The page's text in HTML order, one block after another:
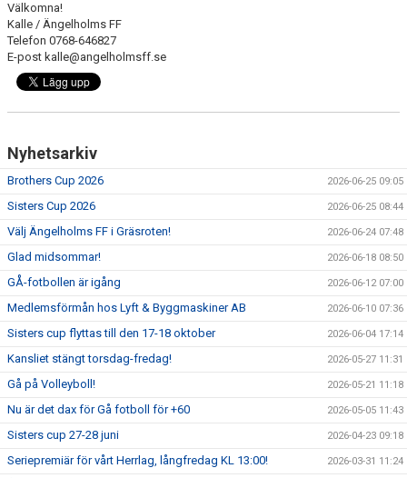
Välkomna!
Kalle / Ängelholms FF
Telefon 0768-646827
E-post kalle@angelholmsff.se
Nyhetsarkiv
Brothers Cup 2026 2026-06-25 09:05
Sisters Cup 2026 2026-06-25 08:44
Välj Ängelholms FF i Gräsroten! 2026-06-24 07:48
Glad midsommar! 2026-06-18 08:50
GÅ-fotbollen är igång 2026-06-12 07:00
Medlemsförmån hos Lyft & Byggmaskiner AB 2026-06-10 07:36
Sisters cup flyttas till den 17-18 oktober 2026-06-04 17:14
Kansliet stängt torsdag-fredag! 2026-05-27 11:31
Gå på Volleyboll! 2026-05-21 11:18
Nu är det dax för Gå fotboll för +60 2026-05-05 11:43
Sisters cup 27-28 juni 2026-04-23 09:18
Seriepremiär för vårt Herrlag, långfredag KL 13:00! 2026-03-31 11:24